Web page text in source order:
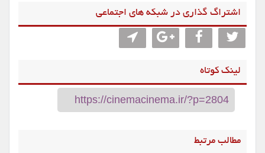
اشتراگ گذاری در شبکه های اجتماعی
لینک کوتاه
مطالب مرتبط